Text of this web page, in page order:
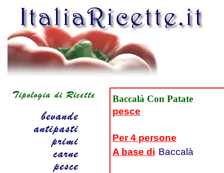
Baccalà Con Patate
pesce
Per 4 persone
A base di Baccalà